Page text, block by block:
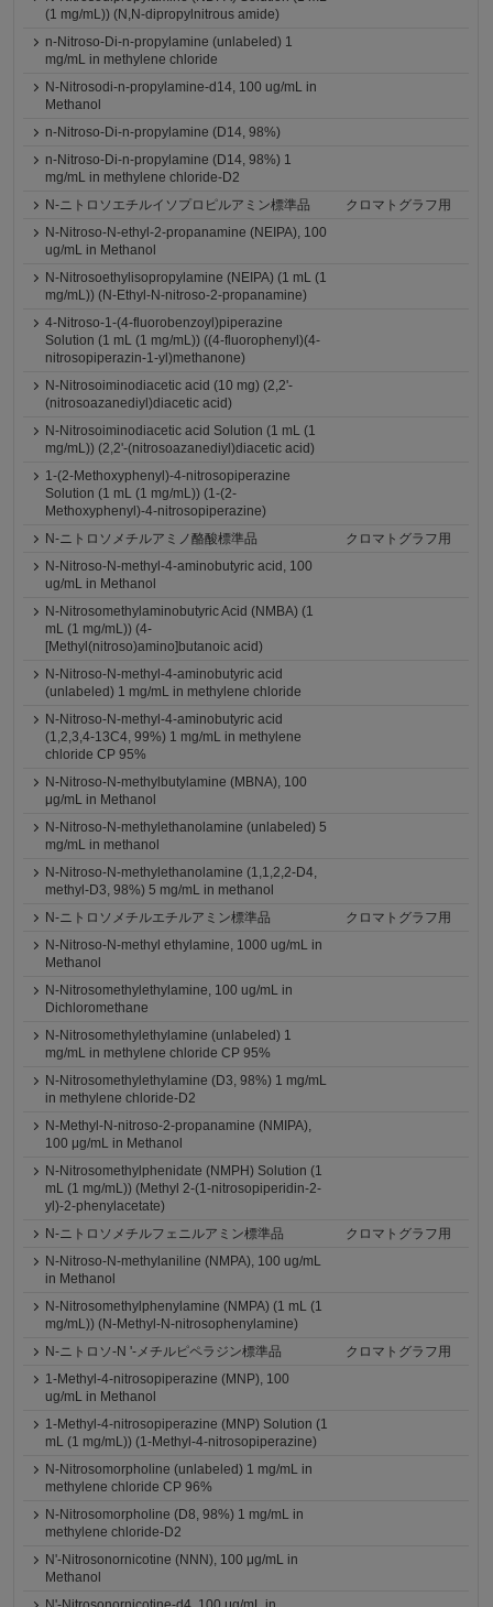
(1 mg/mL)) (N,N-dipropylnitrous amide)
n-Nitroso-Di-n-propylamine (unlabeled) 1
mg/mL in methylene chloride
N-Nitrosodi-n-propylamine-d14, 100 ug/mL in
Methanol
n-Nitroso-Di-n-propylamine (D14, 98%)
n-Nitroso-Di-n-propylamine (D14, 98%) 1
mg/mL in methylene chloride-D2
N-ニトロソエチルイソプロピルアミン標準品
クロマトグラフ用
N-Nitroso-N-ethyl-2-propanamine (NEIPA), 100
ug/mL in Methanol
N-Nitrosoethylisopropylamine (NEIPA) (1 mL (1
mg/mL)) (N-Ethyl-N-nitroso-2-propanamine)
4-Nitroso-1-(4-fluorobenzoyl)piperazine
Solution (1 mL (1 mg/mL)) ((4-fluorophenyl)(4-
nitrosopiperazin-1-yl)methanone)
N-Nitrosoiminodiacetic acid (10 mg) (2,2'-
(nitrosoazanediyl)diacetic acid)
N-Nitrosoiminodiacetic acid Solution (1 mL (1
mg/mL)) (2,2'-(nitrosoazanediyl)diacetic acid)
1-(2-Methoxyphenyl)-4-nitrosopiperazine
Solution (1 mL (1 mg/mL)) (1-(2-
Methoxyphenyl)-4-nitrosopiperazine)
N-ニトロソメチルアミノ酪酸標準品
クロマトグラフ用
N-Nitroso-N-methyl-4-aminobutyric acid, 100
ug/mL in Methanol
N-Nitrosomethylaminobutyric Acid (NMBA) (1
mL (1 mg/mL)) (4-
[Methyl(nitroso)amino]butanoic acid)
N-Nitroso-N-methyl-4-aminobutyric acid
(unlabeled) 1 mg/mL in methylene chloride
N-Nitroso-N-methyl-4-aminobutyric acid
(1,2,3,4-13C4, 99%) 1 mg/mL in methylene
chloride CP 95%
N-Nitroso-N-methylbutylamine (MBNA), 100
μg/mL in Methanol
N-Nitroso-N-methylethanolamine (unlabeled) 5
mg/mL in methanol
N-Nitroso-N-methylethanolamine (1,1,2,2-D4,
methyl-D3, 98%) 5 mg/mL in methanol
N-ニトロソメチルエチルアミン標準品
クロマトグラフ用
N-Nitroso-N-methyl ethylamine, 1000 ug/mL in
Methanol
N-Nitrosomethylethylamine, 100 ug/mL in
Dichloromethane
N-Nitrosomethylethylamine (unlabeled) 1
mg/mL in methylene chloride CP 95%
N-Nitrosomethylethylamine (D3, 98%) 1 mg/mL
in methylene chloride-D2
N-Methyl-N-nitroso-2-propanamine (NMIPA),
100 μg/mL in Methanol
N-Nitrosomethylphenidate (NMPH) Solution (1
mL (1 mg/mL)) (Methyl 2-(1-nitrosopiperidin-2-
yl)-2-phenylacetate)
N-ニトロソメチルフェニルアミン標準品
クロマトグラフ用
N-Nitroso-N-methylaniline (NMPA), 100 ug/mL
in Methanol
N-Nitrosomethylphenylamine (NMPA) (1 mL (1
mg/mL)) (N-Methyl-N-nitrosophenylamine)
N-ニトロソ-N '-メチルピペラジン標準品
クロマトグラフ用
1-Methyl-4-nitrosopiperazine (MNP), 100
ug/mL in Methanol
1-Methyl-4-nitrosopiperazine (MNP) Solution (1
mL (1 mg/mL)) (1-Methyl-4-nitrosopiperazine)
N-Nitrosomorpholine (unlabeled) 1 mg/mL in
methylene chloride CP 96%
N-Nitrosomorpholine (D8, 98%) 1 mg/mL in
methylene chloride-D2
N'-Nitrosonornicotine (NNN), 100 μg/mL in
Methanol